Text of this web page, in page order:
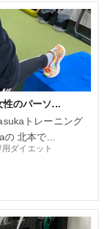
のパーソ...
トレーニング
の 北本で...
ダイエット